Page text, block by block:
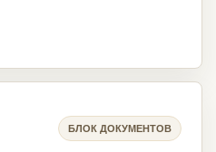
БЛОК ДОКУМЕНТОВ